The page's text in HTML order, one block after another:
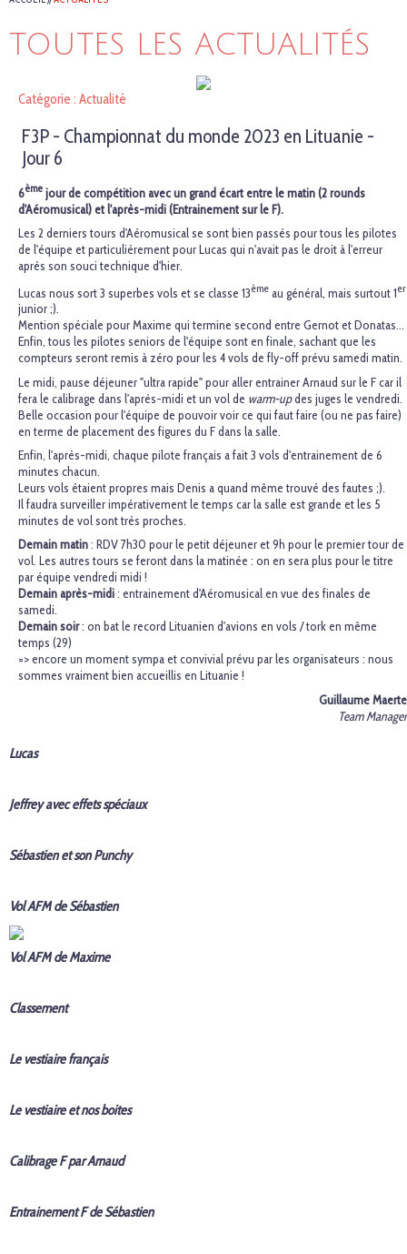
TOUTES LES ACTUALITÉS
Catégorie : Actualité
F3P - Championnat du monde 2023 en Lituanie -
Jour 6
6ème jour de compétition avec un grand écart entre le matin (2 rounds
d'Aéromusical) et l'après-midi (Entrainement sur le F).
Les 2 derniers tours d'Aéromusical se sont bien passés pour tous les pilotes
de l'équipe et particulièrement pour Lucas qui n'avait pas le droit à l'erreur
après son souci technique d'hier.
Lucas nous sort 3 superbes vols et se classe 13ème au général, mais surtout 1er
junior ;).
Mention spéciale pour Maxime qui termine second entre Gernot et Donatas...
Enfin, tous les pilotes seniors de l'équipe sont en finale, sachant que les
compteurs seront remis à zéro pour les 4 vols de fly-off prévu samedi matin.
Le midi, pause déjeuner "ultra rapide" pour aller entrainer Arnaud sur le F car il
fera le calibrage dans l'après-midi et un vol de warm-updes juges le vendredi.
Belle occasion pour l'équipe de pouvoir voir ce qui faut faire (ou ne pas faire)
en terme de placement des figures du F dans la salle.
Enfin, l'après-midi, chaque pilote français a fait 3 vols d'entrainement de 6
minutes chacun.
Leurs vols étaient propres mais Denis a quand même trouvé des fautes ;).
Il faudra surveiller impérativement le temps car la salle est grande et les 5
minutes de vol sont très proches.
Demain matin: RDV 7h30 pour le petit déjeuner et 9h pour le premier tour de
vol. Les autres tours se feront dans la matinée : on en sera plus pour le titre
par équipe vendredi midi !
Demain après-midi: entrainement d'Aéromusical en vue des finales de
samedi.
Demain soir: on bat le record Lituanien d'avions en vols / tork en même
temps (29)
=> encore un moment sympa et convivial prévu par les organisateurs : nous
sommes vraiment bien accueillis en Lituanie !
Guillaume Maerte
Team Manager
Lucas
Jeffrey avec effets spéciaux
Sébastien et son Punchy
Vol AFM de Sébastien
Vol AFM de Maxime
Classement
Le vestiaire français
Le vestiaire et nos boites
Calibrage F par Arnaud
Entrainement F de Sébastien